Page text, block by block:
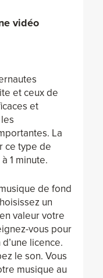
vidéo
et ceux de
et
La
ce type de
1 minute.
de fond
un
valeur votre
vous pour
licence.
le son. Vous
musique au